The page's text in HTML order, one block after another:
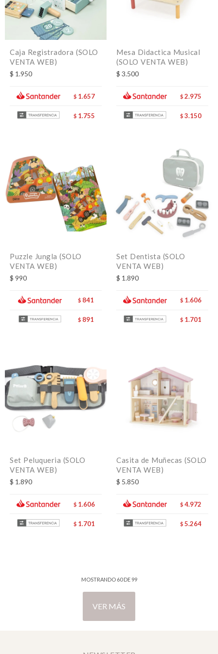
Caja Registradora (SOLO
VENTA WEB)
$ 1.950
$ 1.657
$ 1.755
Mesa Didactica Musical
(SOLO VENTA WEB)
$ 3.500
$ 2.975
$ 3.150
Puzzle Jungla (SOLO
VENTA WEB)
$ 990
$ 841
$ 891
Set Dentista (SOLO
VENTA WEB)
$ 1.890
$ 1.606
$ 1.701
Set Peluqueria (SOLO
VENTA WEB)
$ 1.890
$ 1.606
$ 1.701
Casita de Muñecas (SOLO
VENTA WEB)
$ 5.850
$ 4.972
$ 5.264
MOSTRANDO 60DE 99
VER MÁS